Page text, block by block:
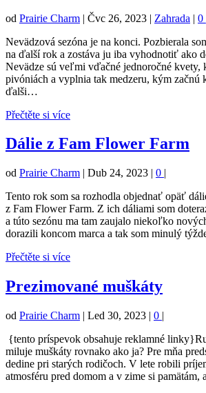
od Prairie Charm | Čvc 26, 2023 | Zahrada | 0
Nevädzová sezóna je na konci. Pozbierala
na ďalší rok a zostáva ju iba vyhodnotiť ako
Nevädze sú veľmi vďačné jednoročné kvety,
pivóniách a vyplnia tak medzeru, kým začnú
ďalši…
Přečtěte si více
Dálie z Fam Flower Farm
od Prairie Charm | Dub 24, 2023 | 0 |
Tento rok som sa rozhodla objednať opäť
z Fam Flower Farm. Z ich dáliami som
a túto sezónu ma tam zaujalo niekoľko
dorazili koncom marca a tak som minulý
Přečtěte si více
Prezimované muškáty
od Prairie Charm | Led 30, 2023 | 0 |
{tento príspevok obsahuje reklamné
miluje muškáty rovnako ako ja? Pre mňa
dedine pri starých rodičoch. V lete robili
atmosféru pred domom a v zime si